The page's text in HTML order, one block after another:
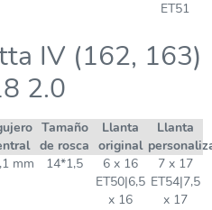
ET51
IV (162, 163)
2.0
Tamaño
de rosca
Llanta
original
Llanta
mm 14*1,5
6 x 16
ET50|6,5
x 16
7 x 17
ET54|7,5
x 17